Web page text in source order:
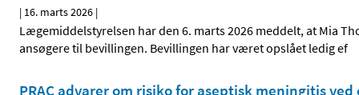
| 16. marts 2026 |
Lægemiddelstyrelsen har den 6. marts 2026 meddelt, at Mia
ansøgere til bevillingen. Bevillingen har været opslået ledig ef
PRAC advarer om risiko for aseptisk meningitis